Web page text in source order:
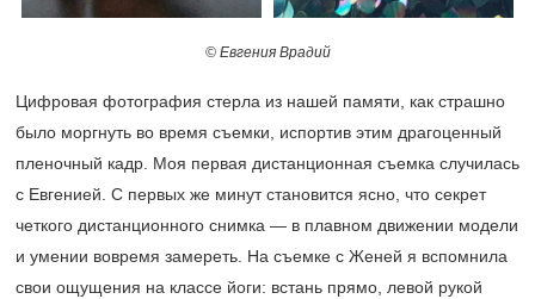
© Евгения Врадий
Цифровая фотография стерла из нашей памяти, как страшно
было моргнуть во время съемки, испортив этим драгоценный
пленочный кадр. Моя первая дистанционная съемка случилась
с Евгенией. С первых же минут становится ясно, что секрет
четкого дистанционного снимка — в плавном движении модели
и умении вовремя замереть. На съемке с Женей я вспомнила
свои ощущения на классе йоги: встань прямо, левой рукой